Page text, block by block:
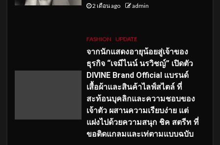
2 เดือน ago admin
FASHION UPDATE
จากนักแสดงอายุน้อยสู่เจ้าของ
ธุรกิจ “เจมีไนน์ นรวิชญ์” เปิดตัว
DIVINE Brand Official แบรนด์
เสื้อผ้าและสินค้าไลฟ์สไตล์ ที่
สะท้อนบุคลิกและความชอบของ
เจ้าตัว ผสานความเรียบง่าย แต่
แฝงไปด้วยความสนุก ชิค สตรีท ที่
ขอติดแกลมและเท่ตามแบบฉบับ